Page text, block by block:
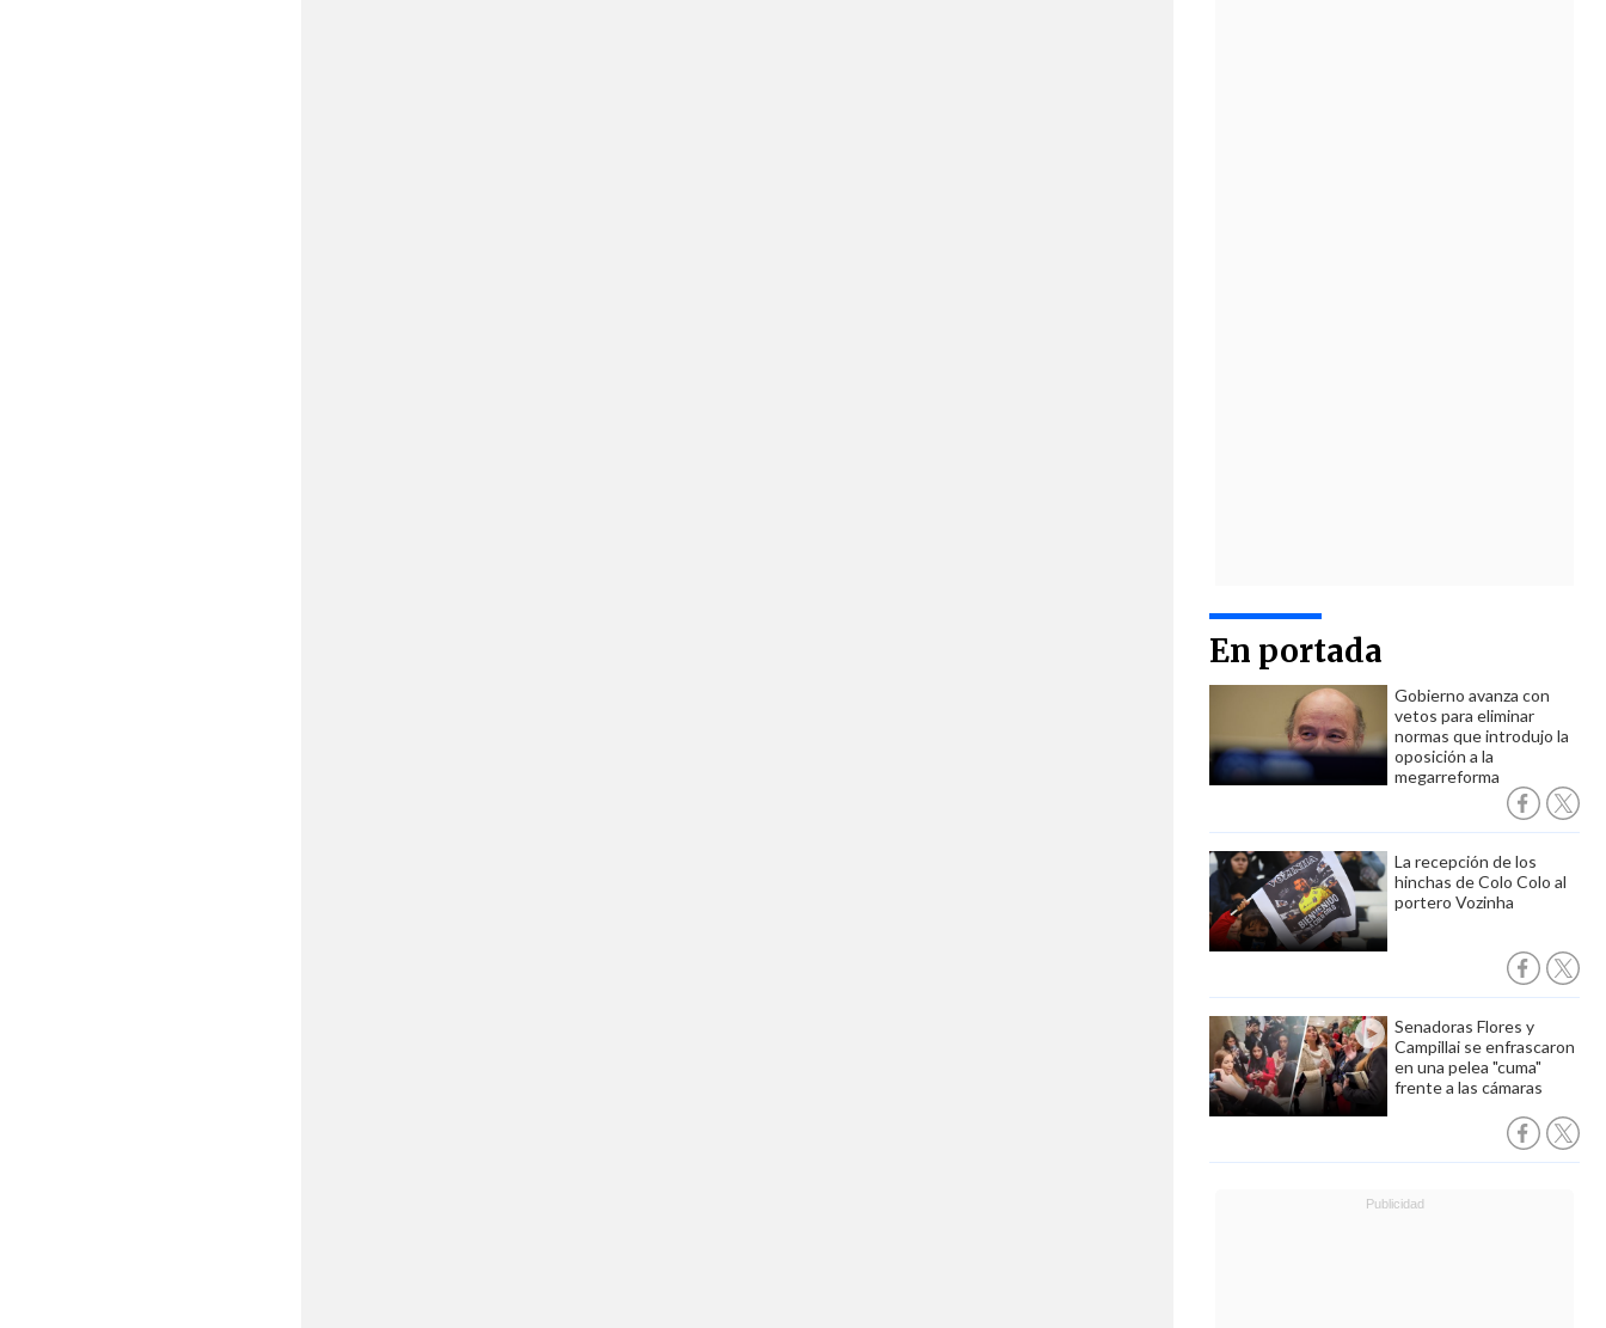
En portada
Gobierno avanza con
vetos para eliminar
normas que introdujo la
oposición a la
megarreforma
La recepción de los
hinchas de Colo Colo al
portero Vozinha
Senadoras Flores y
Campillai se enfrascaron
en una pelea "cuma"
frente a las cámaras